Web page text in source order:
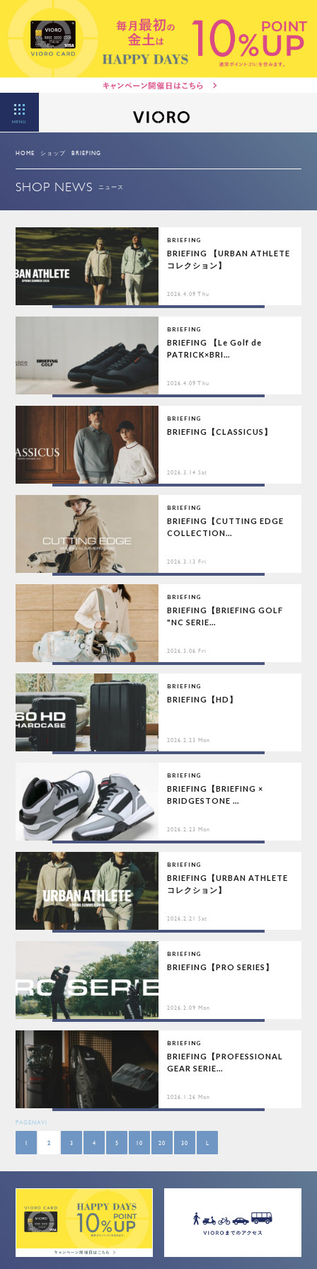
MENU
HOME ショップ BRIEFING
SHOP NEWS ニュース
BRIEFING
BRIEFING 【URBAN ATHLETE
コレクション】
2026.4.09 Thu
BRIEFING
BRIEFING 【Le Golf de
PATRICK×BRI...
2026.4.09 Thu
BRIEFING
BRIEFING【CLASSICUS】
2026.3.14 Sat
BRIEFING
BRIEFING【CUTTING EDGE
COLLECTION...
2026.3.13 Fri
BRIEFING
BRIEFING【BRIEFING GOLF
"NC SERIE...
2026.3.06 Fri
BRIEFING
BRIEFING【HD】
2026.2.23 Mon
BRIEFING
BRIEFING【BRIEFING ×
BRIDGESTONE ...
2026.2.23 Mon
BRIEFING
BRIEFING【URBAN ATHLETE
コレクション】
2026.2.21 Sat
BRIEFING
BRIEFING【PRO SERIES】
2026.2.09 Mon
BRIEFING
BRIEFING【PROFESSIONAL
GEAR SERIE...
2026.1.26 Mon
PAGENAVI
1 2 3 4 5 10 20 30 L